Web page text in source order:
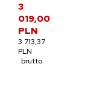
3
019,00
PLN
3 713,37
PLN